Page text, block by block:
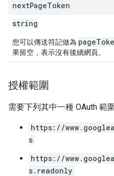
nextPageToken
string
您可以傳送符記做為
果留空，表示沒有後續網頁。
授權範圍
需要下列其中一種 OAuth 範
https://
s
https://
s.readonly